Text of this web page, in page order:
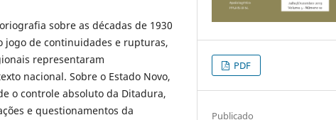
sobre as décadas de 1930
jogo de continuidades e rupturas,
representaram
nacional. Sobre o Estado Novo,
o controle absoluto da Ditadura,
e questionamentos da
PDF
Publicado